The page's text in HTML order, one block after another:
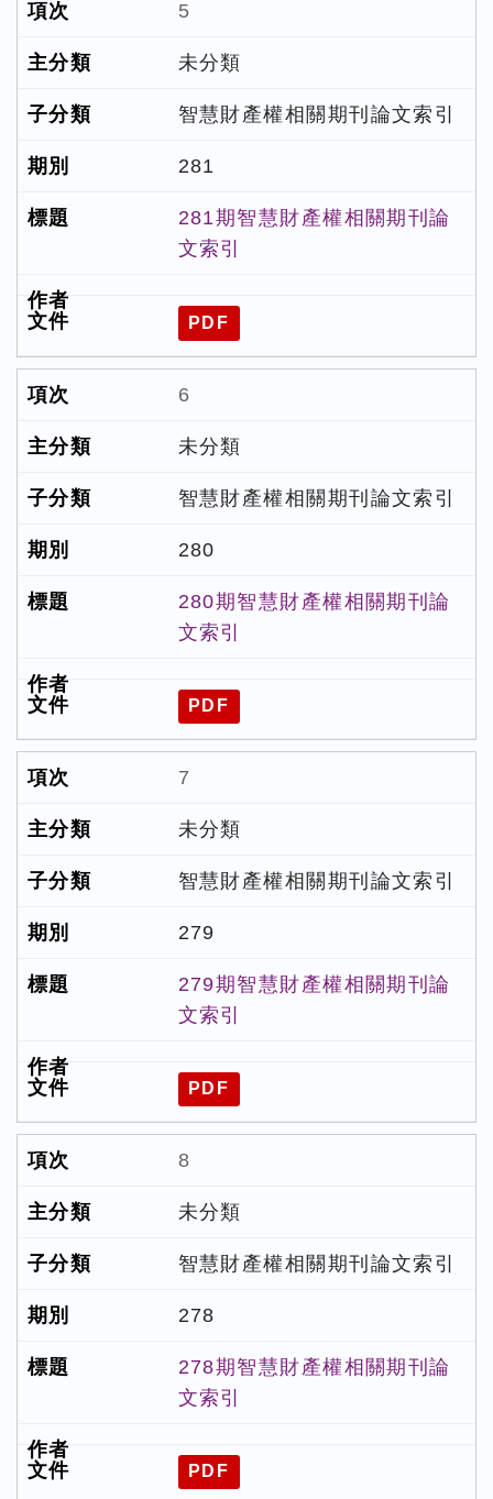
5
未分類
智慧財產權相關期刊論文索引
281
281期智慧財產權相關期刊論
文索引
PDF
6
未分類
智慧財產權相關期刊論文索引
280
280期智慧財產權相關期刊論
文索引
PDF
7
未分類
智慧財產權相關期刊論文索引
279
279期智慧財產權相關期刊論
文索引
PDF
8
未分類
智慧財產權相關期刊論文索引
278
278期智慧財產權相關期刊論
文索引
PDF